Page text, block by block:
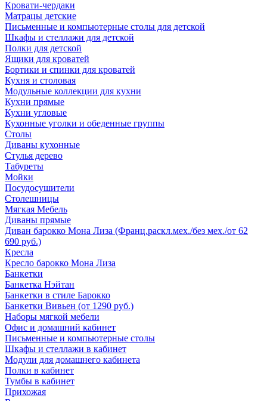
Кровати-чердаки
Матрацы детские
Письменные и компьютерные столы для детской
Шкафы и стеллажи для детской
Полки для детской
Ящики для кроватей
Бортики и спинки для кроватей
Кухня и столовая
Модульные коллекции для кухни
Кухни прямые
Кухни угловые
Кухонные уголки и обеденные группы
Столы
Диваны кухонные
Стулья дерево
Табуреты
Мойки
Посудосушители
Столешницы
Мягкая Мебель
Диваны прямые
Диван барокко Мона Лиза (Франц.раскл.мех./без мех./от 62
690 руб.)
Кресла
Кресло барокко Мона Лиза
Банкетки
Банкетка Нэйтан
Банкетки в стиле Барокко
Банкетки Вивьен (от 1290 руб.)
Наборы мягкой мебели
Офис и домашний кабинет
Письменные и компьютерные столы
Шкафы и стеллажи в кабинет
Модули для домашнего кабинета
Полки в кабинет
Тумбы в кабинет
Прихожая